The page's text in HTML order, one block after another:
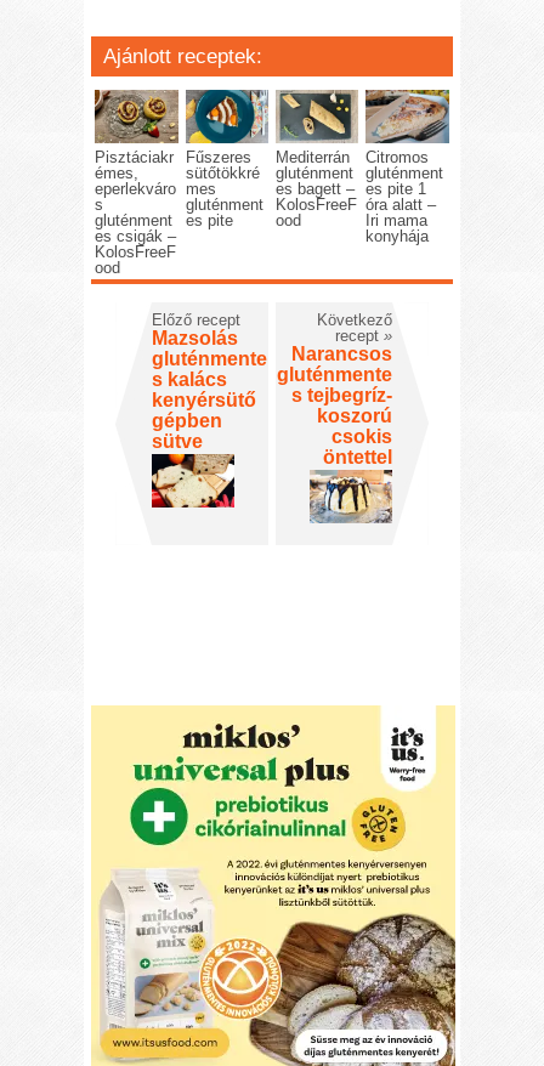
Ajánlott receptek:
Pisztáciakr
émes,
eperlekváro
s
gluténment
es csigák –
KolosFreeF
ood
Fűszeres
sütőtökkré
mes
gluténment
es pite
Mediterrán
gluténment
es bagett –
KolosFreeF
ood
Citromos
gluténment
es pite 1
óra alatt –
Iri mama
konyhája
Előző recept
Mazsolás
gluténmente
s kalács
kenyérsütő
gépben
sütve
Következő
recept »
Narancsos
gluténmente
s tejbegríz-
koszorú
csokis
öntettel